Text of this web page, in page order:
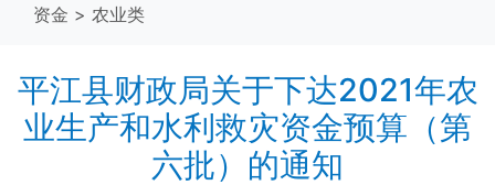
资金 > 农业类
平江县财政局关于下达2021年农
业生产和水利救灾资金预算（第
六批）的通知